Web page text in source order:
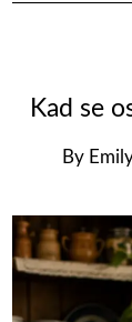
Kad se
By